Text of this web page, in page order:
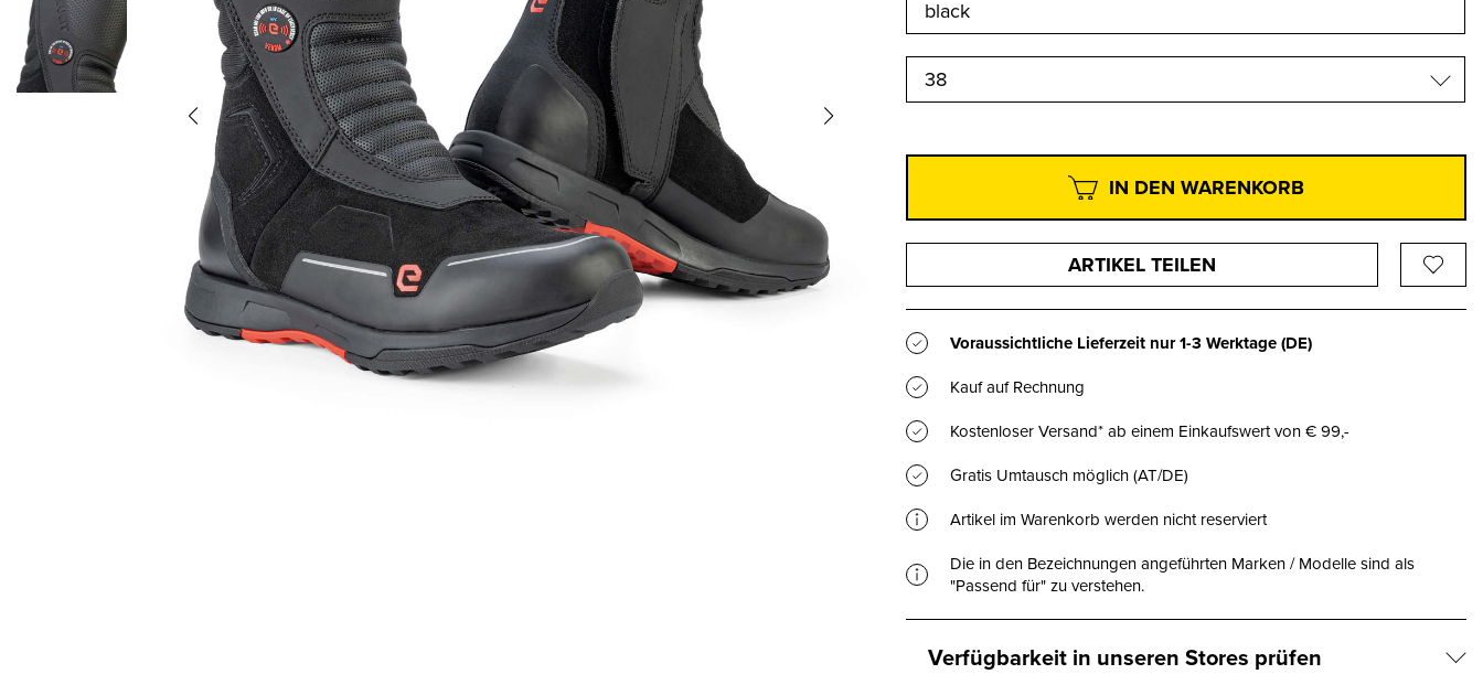
38
IN DEN WARENKORB
ARTIKEL TEILEN
Voraussichtliche Lieferzeit nur1-3 Werktage(DE)
Kauf auf Rechnung
Kostenloser Versand* ab einem Einkaufswert von € 99,-
Gratis Umtausch möglich (AT/DE)
Artikel im Warenkorb werden nicht reserviert
Die in den Bezeichnungen angeführten Marken / Modelle sind als
"Passend für" zu verstehen.
Verfügbarkeit in unseren Stores prüfen